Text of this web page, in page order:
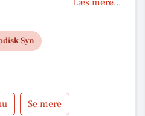
bilsyn. Vælg
syn i synshallen. Hurtig,
varebil, MC og
Læs mere...
Syn
Se mere